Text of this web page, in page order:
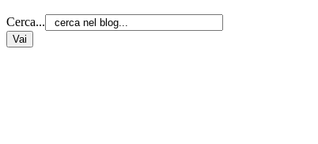
Cerca...